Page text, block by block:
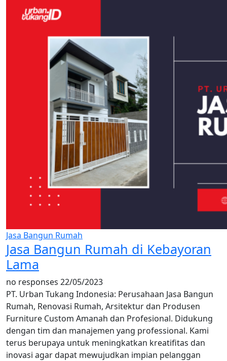
Jasa Bangun Rumah
Jasa Bangun Rumah di Kebayoran
Lama
no responses 22/05/2023
PT. Urban Tukang Indonesia: Perusahaan Jasa Bangun
Rumah, Renovasi Rumah, Arsitektur dan Produsen
Furniture Custom Amanah dan Profesional. Didukung
dengan tim dan manajemen yang professional. Kami
terus berupaya untuk meningkatkan kreatifitas dan
inovasi agar dapat mewujudkan impian pelanggan